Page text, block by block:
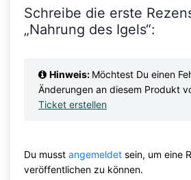
Schreibe die erste
„Nahrung des Igels“:
Hinweis: Möchtest Du einen
Änderungen an diesem Produkt
Ticket erstellen
Du musst angemeldet sein, um eine
veröffentlichen zu können.